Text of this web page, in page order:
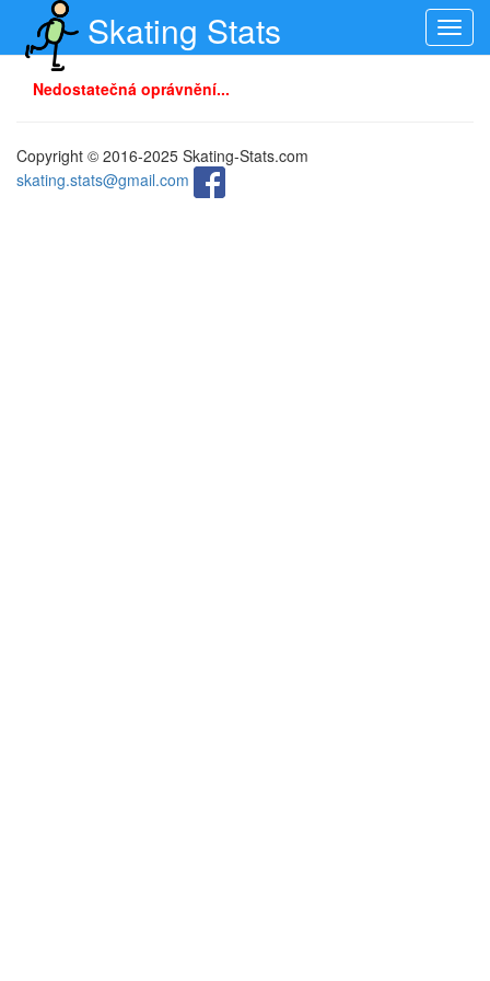
Skating Stats
Nedostatečná oprávnění...
Copyright © 2016-2025 Skating-Stats.com
skating.stats@gmail.com